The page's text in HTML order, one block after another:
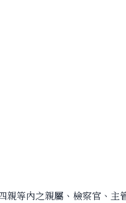
親等內之親屬、檢察官、主